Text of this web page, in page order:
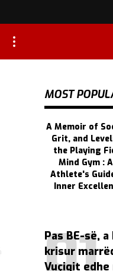
MOST
A Memoir of
Grit, and
the Playing
Mind Gym :
Athlete's
Inner
Pas BE-së, a
krisur
Vuçiqit edhe